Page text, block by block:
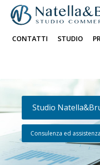
CONTATTI STUDIO
Studio
Consulenza ed